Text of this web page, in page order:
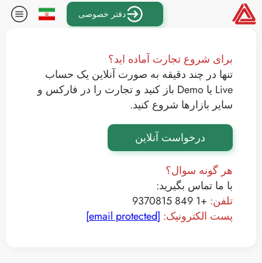
دفتر خصوصی
برای شروع تجارت آماده اید؟
تنها در چند دقیقه به صورت آنلاین یک حساب
Live یا Demo باز کنید و تجارت را در فارکس و
سایر بازارها شروع کنید.
درخواست آنلاین
هر گونه سوال؟
با ما تماس بگیرید:
تلفن:+1 849 9370815
پست الکترونیک:[email protected]